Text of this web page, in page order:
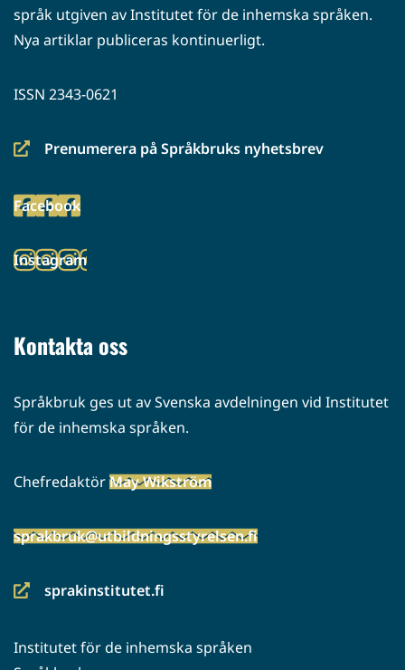
språk utgiven av Institutet för de inhemska språken.
Nya artiklar publiceras kontinuerligt.
ISSN 2343-0621
Prenumerera på Språkbruks nyhetsbrev
(siirryt
palveluun)
Facebook
(siirryt
palveluun)
Instagram
(siirryt
Kontakta oss
Språkbruk ges ut av Svenska avdelningen vid Institutet
för de inhemska språken.
ChefredaktörMay Wikström
sprakbruk@utbildningsstyrelsen.fi
sprakinstitutet.fi
(siirryt
palveluun)
Institutet för de inhemska språken